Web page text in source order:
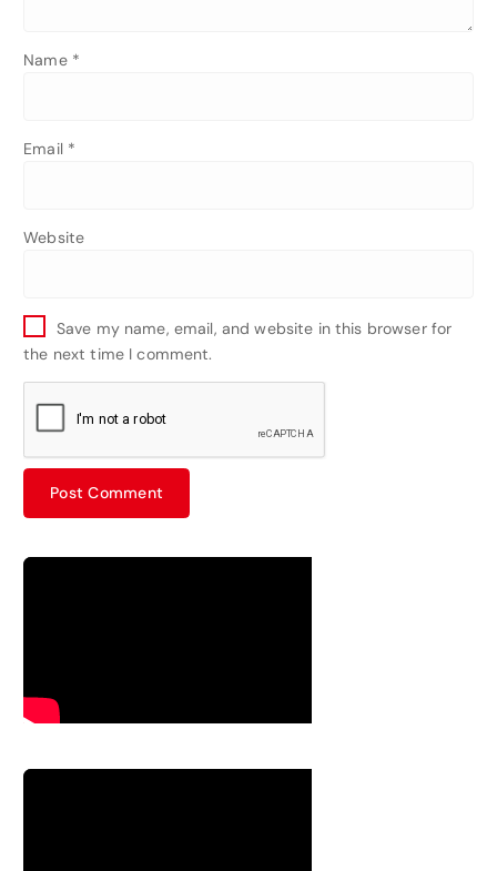
Name *
Email *
Website
Save my name, email, and website in this browser for
the next time I comment.